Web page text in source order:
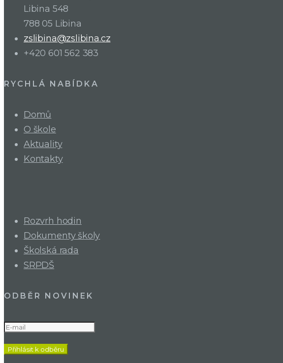
Libina 548
788 05 Libina
zslibina@zslibina.cz
+420 601 562 383
RYCHLÁ NABÍDKA
Domů
O škole
Aktuality
Kontakty
Rozvrh hodin
Dokumenty školy
Školská rada
SRPDŠ
ODBĚR NOVINEK